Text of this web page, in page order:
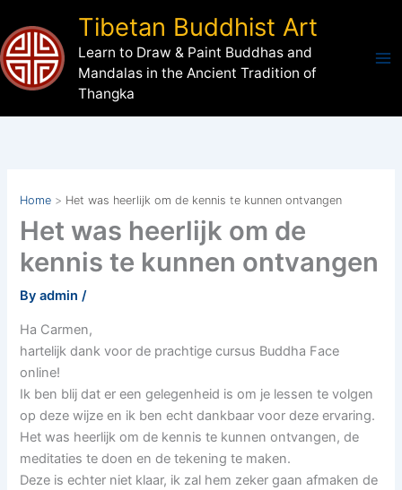
to
content
Tibetan Buddhist Art
Learn to Draw & Paint Buddhas and
Mandalas in the Ancient Tradition of
Thangka
Home Het was heerlijk om de kennis te kunnen ontvangen
Het was heerlijk om de
kennis te kunnen ontvangen
Byadmin/
Ha Carmen,
hartelijk dank voor de prachtige cursus Buddha Face
online!
Ik ben blij dat er een gelegenheid is om je lessen te volgen
op deze wijze en ik ben echt dankbaar voor deze ervaring.
Het was heerlijk om de kennis te kunnen ontvangen, de
meditaties te doen en de tekening te maken.
Deze is echter niet klaar, ik zal hem zeker gaan afmaken de